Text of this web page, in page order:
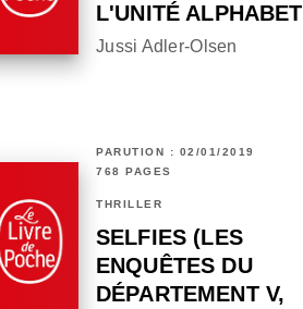
L'UNITÉ ALPHABET
Jussi Adler-Olsen
PARUTION : 02/01/2019
768 PAGES
THRILLER
SELFIES (LES
ENQUÊTES DU
DÉPARTEMENT V,